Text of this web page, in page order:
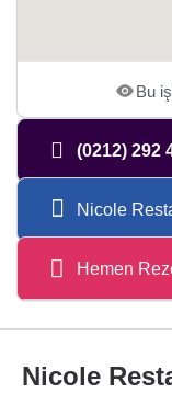
Bu
(0212) 292
Nicole
Hemen
Nicole